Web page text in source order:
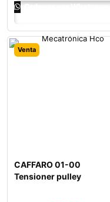
Ordenar por Whatsapp
Venta
CAFFARO 01-00
Tensioner pulley